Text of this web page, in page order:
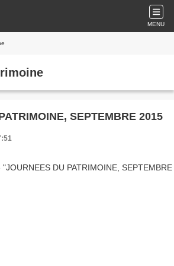
MENU
SEPTEMBRE 2015